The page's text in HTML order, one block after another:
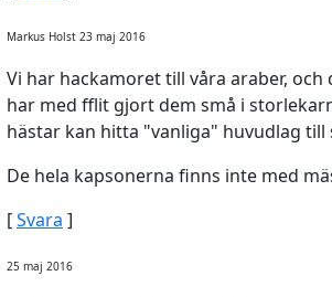
Markus Holst 23 maj 2016
Vi har hackamoret till våra araber, och
har med fflit gjort dem små i
hästar kan hitta "vanliga" huvudlag till
De hela kapsonerna finns inte med
[Svara ]
25 maj 2016